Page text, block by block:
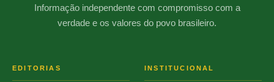
Informação independente com compromisso com a
verdade e os valores do povo brasileiro.
EDITORIAS INSTITUCIONAL